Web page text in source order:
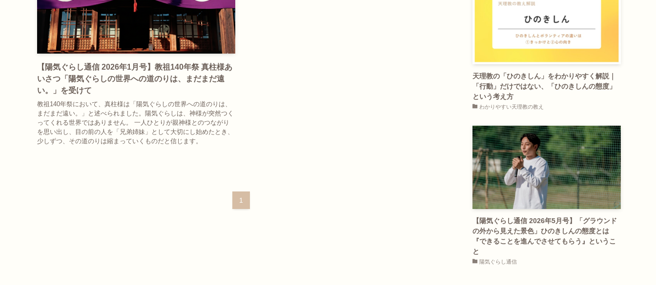
【陽気ぐらし通信 2026年1月号】教祖140年祭 真柱様あ
いさつ「陽気ぐらしの世界への道のりは、まだまだ遠
い。」を受けて
教祖140年祭において、真柱様は「陽気ぐらしの世界への道のりは、
まだまだ遠い。」と述べられました。陽気ぐらしは、神様が突然つく
ってくれる世界ではありません。 一人ひとりが親神様とのつながり
を思い出し、目の前の人を「兄弟姉妹」として大切にし始めたとき、
少しずつ、その道のりは縮まっていくものだと信じます。
1
天理教の「ひのきしん」をわかりやすく解説｜
「行動」だけではない、「ひのきしんの態度」
という考え方
わかりやすい天理教の教え
【陽気ぐらし通信 2026年5月号】「グラウンド
の外から見えた景色」ひのきしんの態度とは
『できることを進んでさせてもらう』というこ
と
陽気ぐらし通信